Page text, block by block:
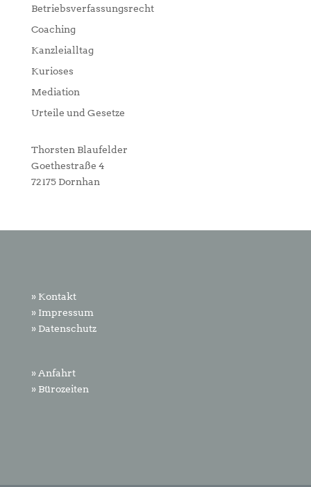
Betriebsverfassungsrecht
Coaching
Kanzleialltag
Kurioses
Mediation
Urteile und Gesetze
Thorsten Blaufelder
Goethestraße 4
72175 Dornhan
» Kontakt
» Impressum
» Datenschutz
» Anfahrt
» Bürozeiten